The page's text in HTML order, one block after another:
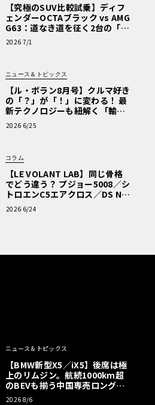
【究極のSUV比較試乗】ディフ
ェンダーOCTAブラック vs AMG
G63：道なき道を征く2台の「対
極的アプローチ」
2026 7/1
ニュース＆トピックス
【ル・ボラン8月号】クルマ好き
の「？」が「！」に変わる！ 最
新テクノロジーも紐解く「輸入
車Q&A」
2026 6/25
コラム
【LE VOLANT LAB】同じ骨格
でどう違う？ プジョー5008／シ
トロエンC5エアクロス／DS Nº4
読者一気乗りレポート
2026 6/24
ニュース＆トピックス
【BMW新型X5／iX5】後席は極
上のリムジン。航続1000km超
のBEVも揃う中国専売ロング仕
様の全貌
2026 8/6